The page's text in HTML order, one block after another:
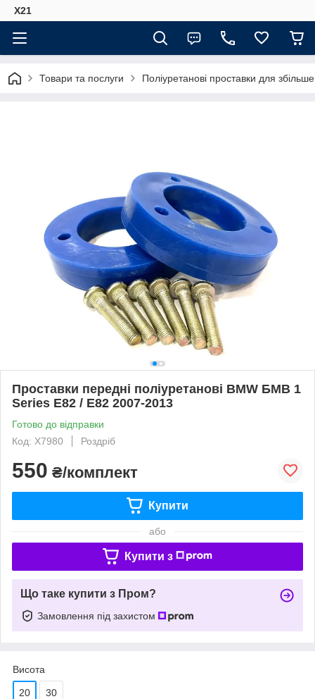
Х21
Товари та послуги Поліуретанові проставки для
Проставки передні поліуретанові BMW БМВ 1
Series E82 / Е82 2007-2013
Готово до відправки
Код: X7980
Роздріб
550 ₴/комплект
Купити
або
Купити з
Що таке купити з Пром?
Замовлення під захистом
Висота
20 30